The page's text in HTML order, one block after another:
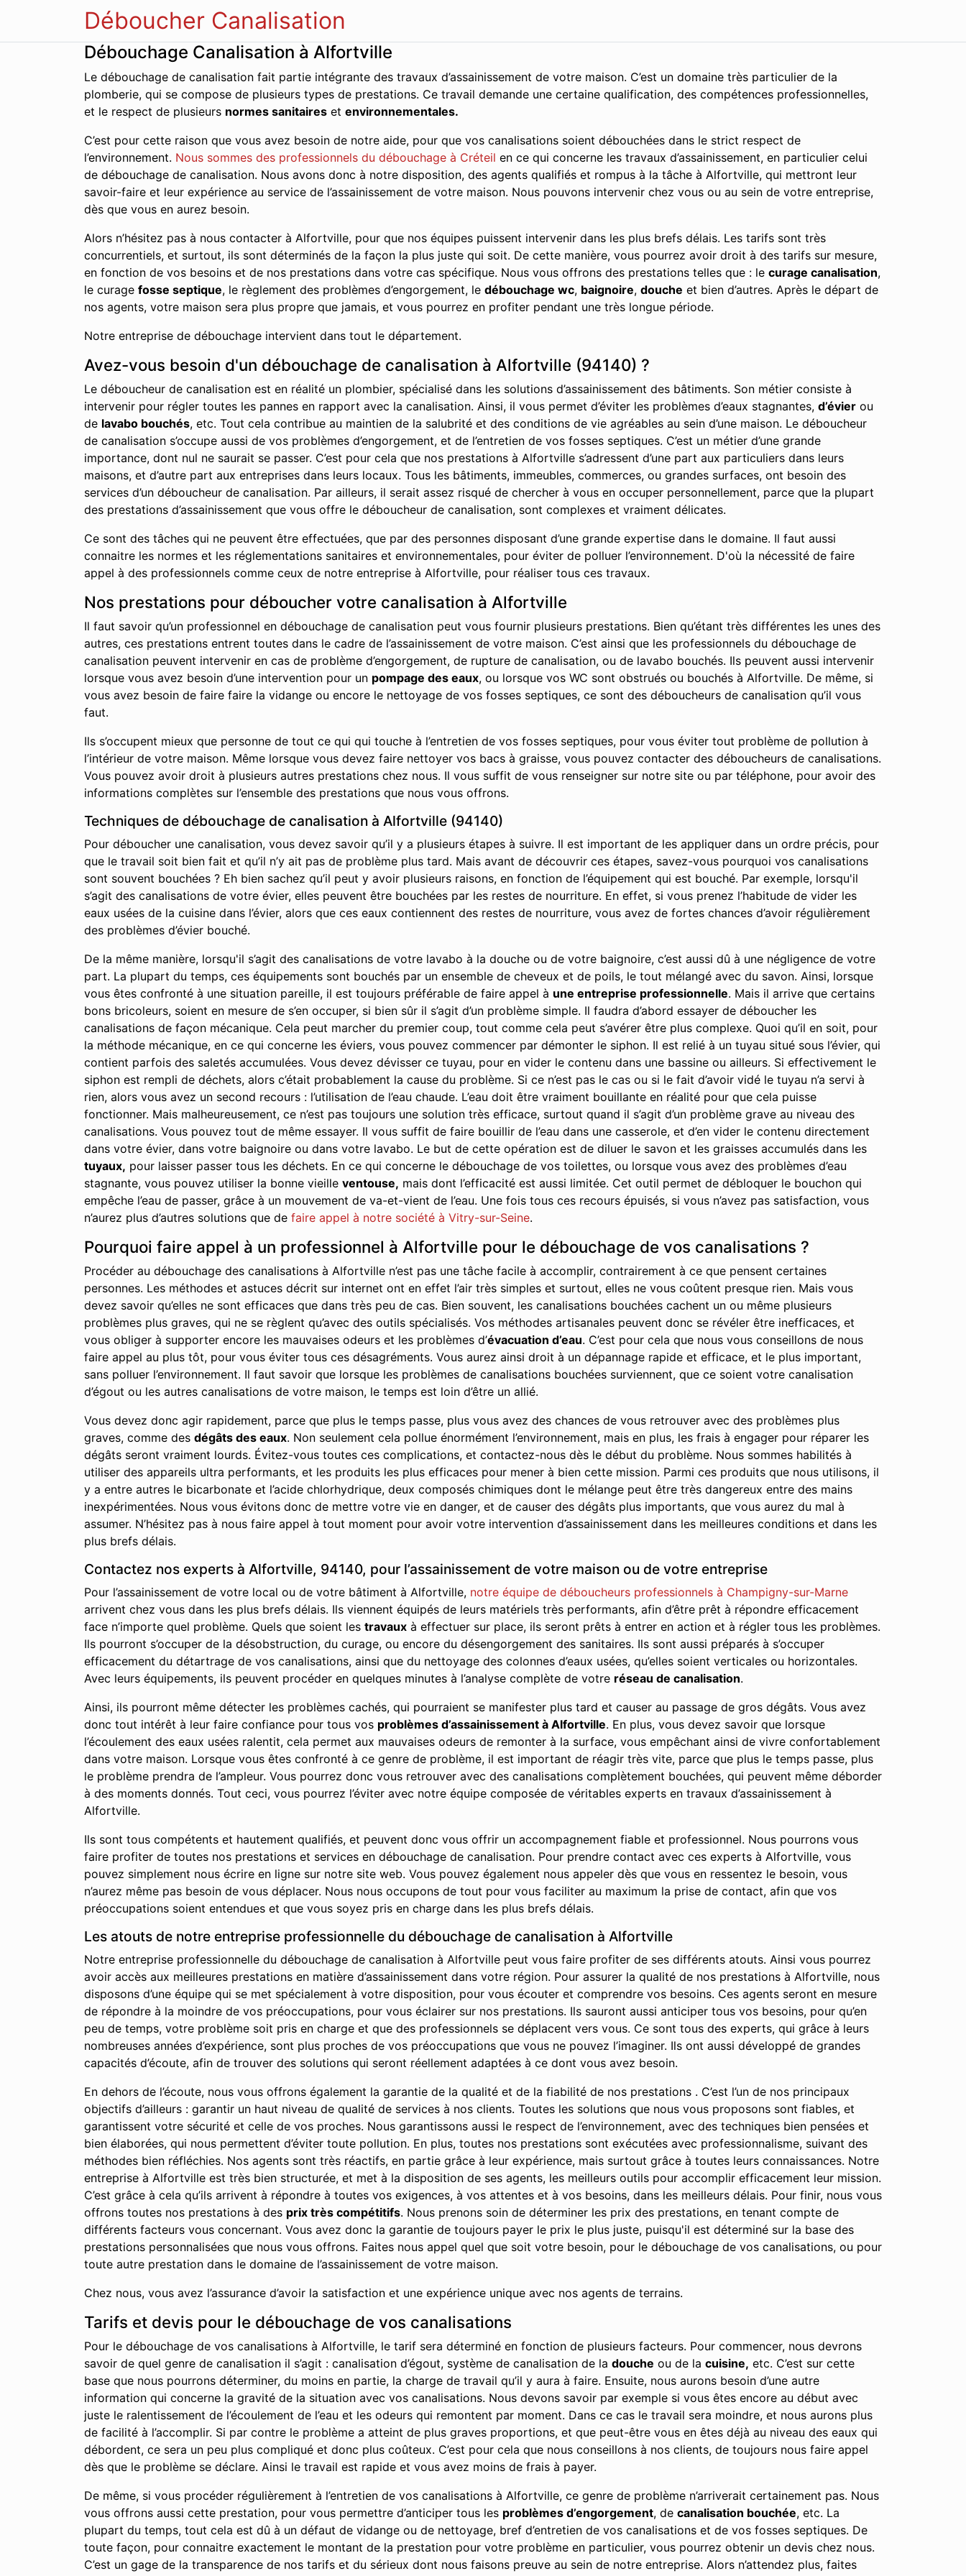
Déboucher Canalisation
Débouchage Canalisation à Alfortville
Le débouchage de canalisation fait partie intégrante des travaux d’assainissement de votre maison. C’est un domaine très particulier de la
plomberie, qui se compose de plusieurs types de prestations. Ce travail demande une certaine qualification, des compétences professionnelles,
et le respect de plusieurs normes sanitaires et environnementales.
C’est pour cette raison que vous avez besoin de notre aide, pour que vos canalisations soient débouchées dans le strict respect de
l’environnement. Nous sommes des professionnels du débouchage à Créteil en ce qui concerne les travaux d’assainissement, en particulier celui
de débouchage de canalisation. Nous avons donc à notre disposition, des agents qualifiés et rompus à la tâche à Alfortville, qui mettront leur
savoir-faire et leur expérience au service de l’assainissement de votre maison. Nous pouvons intervenir chez vous ou au sein de votre entreprise,
dès que vous en aurez besoin.
Alors n’hésitez pas à nous contacter à Alfortville, pour que nos équipes puissent intervenir dans les plus brefs délais. Les tarifs sont très
concurrentiels, et surtout, ils sont déterminés de la façon la plus juste qui soit. De cette manière, vous pourrez avoir droit à des tarifs sur mesure,
en fonction de vos besoins et de nos prestations dans votre cas spécifique. Nous vous offrons des prestations telles que : le curage canalisation,
le curage fosse septique, le règlement des problèmes d’engorgement, le débouchage wc, baignoire, douche et bien d’autres. Après le départ de
nos agents, votre maison sera plus propre que jamais, et vous pourrez en profiter pendant une très longue période.
Notre entreprise de débouchage intervient dans tout le département.
Avez-vous besoin d'un débouchage de canalisation à Alfortville (94140) ?
Le déboucheur de canalisation est en réalité un plombier, spécialisé dans les solutions d’assainissement des bâtiments. Son métier consiste à
intervenir pour régler toutes les pannes en rapport avec la canalisation. Ainsi, il vous permet d’éviter les problèmes d’eaux stagnantes, d’évier ou
de lavabo bouchés, etc. Tout cela contribue au maintien de la salubrité et des conditions de vie agréables au sein d’une maison. Le déboucheur
de canalisation s’occupe aussi de vos problèmes d’engorgement, et de l’entretien de vos fosses septiques. C’est un métier d’une grande
importance, dont nul ne saurait se passer. C’est pour cela que nos prestations à Alfortville s’adressent d’une part aux particuliers dans leurs
maisons, et d’autre part aux entreprises dans leurs locaux. Tous les bâtiments, immeubles, commerces, ou grandes surfaces, ont besoin des
services d’un déboucheur de canalisation. Par ailleurs, il serait assez risqué de chercher à vous en occuper personnellement, parce que la plupart
des prestations d’assainissement que vous offre le déboucheur de canalisation, sont complexes et vraiment délicates.
Ce sont des tâches qui ne peuvent être effectuées, que par des personnes disposant d’une grande expertise dans le domaine. Il faut aussi
connaitre les normes et les réglementations sanitaires et environnementales, pour éviter de polluer l’environnement. D'où la nécessité de faire
appel à des professionnels comme ceux de notre entreprise à Alfortville, pour réaliser tous ces travaux.
Nos prestations pour déboucher votre canalisation à Alfortville
Il faut savoir qu’un professionnel en débouchage de canalisation peut vous fournir plusieurs prestations. Bien qu’étant très différentes les unes des
autres, ces prestations entrent toutes dans le cadre de l’assainissement de votre maison. C’est ainsi que les professionnels du débouchage de
canalisation peuvent intervenir en cas de problème d’engorgement, de rupture de canalisation, ou de lavabo bouchés. Ils peuvent aussi intervenir
lorsque vous avez besoin d’une intervention pour un pompage des eaux, ou lorsque vos WC sont obstrués ou bouchés à Alfortville. De même, si
vous avez besoin de faire faire la vidange ou encore le nettoyage de vos fosses septiques, ce sont des déboucheurs de canalisation qu’il vous
faut.
Ils s’occupent mieux que personne de tout ce qui qui touche à l’entretien de vos fosses septiques, pour vous éviter tout problème de pollution à
l’intérieur de votre maison. Même lorsque vous devez faire nettoyer vos bacs à graisse, vous pouvez contacter des déboucheurs de canalisations.
Vous pouvez avoir droit à plusieurs autres prestations chez nous. Il vous suffit de vous renseigner sur notre site ou par téléphone, pour avoir des
informations complètes sur l’ensemble des prestations que nous vous offrons.
Techniques de débouchage de canalisation à Alfortville (94140)
Pour déboucher une canalisation, vous devez savoir qu’il y a plusieurs étapes à suivre. Il est important de les appliquer dans un ordre précis, pour
que le travail soit bien fait et qu’il n’y ait pas de problème plus tard. Mais avant de découvrir ces étapes, savez-vous pourquoi vos canalisations
sont souvent bouchées ? Eh bien sachez qu’il peut y avoir plusieurs raisons, en fonction de l’équipement qui est bouché. Par exemple, lorsqu'il
s’agit des canalisations de votre évier, elles peuvent être bouchées par les restes de nourriture. En effet, si vous prenez l’habitude de vider les
eaux usées de la cuisine dans l’évier, alors que ces eaux contiennent des restes de nourriture, vous avez de fortes chances d’avoir régulièrement
des problèmes d’évier bouché.
De la même manière, lorsqu'il s’agit des canalisations de votre lavabo à la douche ou de votre baignoire, c’est aussi dû à une négligence de votre
part. La plupart du temps, ces équipements sont bouchés par un ensemble de cheveux et de poils, le tout mélangé avec du savon. Ainsi, lorsque
vous êtes confronté à une situation pareille, il est toujours préférable de faire appel à une entreprise professionnelle. Mais il arrive que certains
bons bricoleurs, soient en mesure de s’en occuper, si bien sûr il s’agit d’un problème simple. Il faudra d’abord essayer de déboucher les
canalisations de façon mécanique. Cela peut marcher du premier coup, tout comme cela peut s’avérer être plus complexe. Quoi qu’il en soit, pour
la méthode mécanique, en ce qui concerne les éviers, vous pouvez commencer par démonter le siphon. Il est relié à un tuyau situé sous l’évier, qui
contient parfois des saletés accumulées. Vous devez dévisser ce tuyau, pour en vider le contenu dans une bassine ou ailleurs. Si effectivement le
siphon est rempli de déchets, alors c’était probablement la cause du problème. Si ce n’est pas le cas ou si le fait d’avoir vidé le tuyau n’a servi à
rien, alors vous avez un second recours : l’utilisation de l’eau chaude. L’eau doit être vraiment bouillante en réalité pour que cela puisse
fonctionner. Mais malheureusement, ce n’est pas toujours une solution très efficace, surtout quand il s’agit d’un problème grave au niveau des
canalisations. Vous pouvez tout de même essayer. Il vous suffit de faire bouillir de l’eau dans une casserole, et d’en vider le contenu directement
dans votre évier, dans votre baignoire ou dans votre lavabo. Le but de cette opération est de diluer le savon et les graisses accumulés dans les
tuyaux, pour laisser passer tous les déchets. En ce qui concerne le débouchage de vos toilettes, ou lorsque vous avez des problèmes d’eau
stagnante, vous pouvez utiliser la bonne vieille ventouse, mais dont l’efficacité est aussi limitée. Cet outil permet de débloquer le bouchon qui
empêche l’eau de passer, grâce à un mouvement de va-et-vient de l’eau. Une fois tous ces recours épuisés, si vous n’avez pas satisfaction, vous
n’aurez plus d’autres solutions que de faire appel à notre société à Vitry-sur-Seine.
Pourquoi faire appel à un professionnel à Alfortville pour le débouchage de vos canalisations ?
Procéder au débouchage des canalisations à Alfortville n’est pas une tâche facile à accomplir, contrairement à ce que pensent certaines
personnes. Les méthodes et astuces décrit sur internet ont en effet l’air très simples et surtout, elles ne vous coûtent presque rien. Mais vous
devez savoir qu’elles ne sont efficaces que dans très peu de cas. Bien souvent, les canalisations bouchées cachent un ou même plusieurs
problèmes plus graves, qui ne se règlent qu’avec des outils spécialisés. Vos méthodes artisanales peuvent donc se révéler être inefficaces, et
vous obliger à supporter encore les mauvaises odeurs et les problèmes d’évacuation d’eau. C’est pour cela que nous vous conseillons de nous
faire appel au plus tôt, pour vous éviter tous ces désagréments. Vous aurez ainsi droit à un dépannage rapide et efficace, et le plus important,
sans polluer l’environnement. Il faut savoir que lorsque les problèmes de canalisations bouchées surviennent, que ce soient votre canalisation
d’égout ou les autres canalisations de votre maison, le temps est loin d’être un allié.
Vous devez donc agir rapidement, parce que plus le temps passe, plus vous avez des chances de vous retrouver avec des problèmes plus
graves, comme des dégâts des eaux. Non seulement cela pollue énormément l’environnement, mais en plus, les frais à engager pour réparer les
dégâts seront vraiment lourds. Évitez-vous toutes ces complications, et contactez-nous dès le début du problème. Nous sommes habilités à
utiliser des appareils ultra performants, et les produits les plus efficaces pour mener à bien cette mission. Parmi ces produits que nous utilisons, il
y a entre autres le bicarbonate et l’acide chlorhydrique, deux composés chimiques dont le mélange peut être très dangereux entre des mains
inexpérimentées. Nous vous évitons donc de mettre votre vie en danger, et de causer des dégâts plus importants, que vous aurez du mal à
assumer. N’hésitez pas à nous faire appel à tout moment pour avoir votre intervention d’assainissement dans les meilleures conditions et dans les
plus brefs délais.
Contactez nos experts à Alfortville, 94140, pour l’assainissement de votre maison ou de votre entreprise
Pour l’assainissement de votre local ou de votre bâtiment à Alfortville, notre équipe de déboucheurs professionnels à Champigny-sur-Marne
arrivent chez vous dans les plus brefs délais. Ils viennent équipés de leurs matériels très performants, afin d’être prêt à répondre efficacement
face n’importe quel problème. Quels que soient les travaux à effectuer sur place, ils seront prêts à entrer en action et à régler tous les problèmes.
Ils pourront s’occuper de la désobstruction, du curage, ou encore du désengorgement des sanitaires. Ils sont aussi préparés à s’occuper
efficacement du détartrage de vos canalisations, ainsi que du nettoyage des colonnes d’eaux usées, qu’elles soient verticales ou horizontales.
Avec leurs équipements, ils peuvent procéder en quelques minutes à l’analyse complète de votre réseau de canalisation.
Ainsi, ils pourront même détecter les problèmes cachés, qui pourraient se manifester plus tard et causer au passage de gros dégâts. Vous avez
donc tout intérêt à leur faire confiance pour tous vos problèmes d’assainissement à Alfortville. En plus, vous devez savoir que lorsque
l’écoulement des eaux usées ralentit, cela permet aux mauvaises odeurs de remonter à la surface, vous empêchant ainsi de vivre confortablement
dans votre maison. Lorsque vous êtes confronté à ce genre de problème, il est important de réagir très vite, parce que plus le temps passe, plus
le problème prendra de l’ampleur. Vous pourrez donc vous retrouver avec des canalisations complètement bouchées, qui peuvent même déborder
à des moments donnés. Tout ceci, vous pourrez l’éviter avec notre équipe composée de véritables experts en travaux d’assainissement à
Alfortville.
Ils sont tous compétents et hautement qualifiés, et peuvent donc vous offrir un accompagnement fiable et professionnel. Nous pourrons vous
faire profiter de toutes nos prestations et services en débouchage de canalisation. Pour prendre contact avec ces experts à Alfortville, vous
pouvez simplement nous écrire en ligne sur notre site web. Vous pouvez également nous appeler dès que vous en ressentez le besoin, vous
n’aurez même pas besoin de vous déplacer. Nous nous occupons de tout pour vous faciliter au maximum la prise de contact, afin que vos
préoccupations soient entendues et que vous soyez pris en charge dans les plus brefs délais.
Les atouts de notre entreprise professionnelle du débouchage de canalisation à Alfortville
Notre entreprise professionnelle du débouchage de canalisation à Alfortville peut vous faire profiter de ses différents atouts. Ainsi vous pourrez
avoir accès aux meilleures prestations en matière d’assainissement dans votre région. Pour assurer la qualité de nos prestations à Alfortville, nous
disposons d’une équipe qui se met spécialement à votre disposition, pour vous écouter et comprendre vos besoins. Ces agents seront en mesure
de répondre à la moindre de vos préoccupations, pour vous éclairer sur nos prestations. Ils sauront aussi anticiper tous vos besoins, pour qu’en
peu de temps, votre problème soit pris en charge et que des professionnels se déplacent vers vous. Ce sont tous des experts, qui grâce à leurs
nombreuses années d’expérience, sont plus proches de vos préoccupations que vous ne pouvez l’imaginer. Ils ont aussi développé de grandes
capacités d’écoute, afin de trouver des solutions qui seront réellement adaptées à ce dont vous avez besoin.
En dehors de l’écoute, nous vous offrons également la garantie de la qualité et de la fiabilité de nos prestations . C’est l’un de nos principaux
objectifs d’ailleurs : garantir un haut niveau de qualité de services à nos clients. Toutes les solutions que nous vous proposons sont fiables, et
garantissent votre sécurité et celle de vos proches. Nous garantissons aussi le respect de l’environnement, avec des techniques bien pensées et
bien élaborées, qui nous permettent d’éviter toute pollution. En plus, toutes nos prestations sont exécutées avec professionnalisme, suivant des
méthodes bien réfléchies. Nos agents sont très réactifs, en partie grâce à leur expérience, mais surtout grâce à toutes leurs connaissances. Notre
entreprise à Alfortville est très bien structurée, et met à la disposition de ses agents, les meilleurs outils pour accomplir efficacement leur mission.
C’est grâce à cela qu’ils arrivent à répondre à toutes vos exigences, à vos attentes et à vos besoins, dans les meilleurs délais. Pour finir, nous vous
offrons toutes nos prestations à des prix très compétitifs. Nous prenons soin de déterminer les prix des prestations, en tenant compte de
différents facteurs vous concernant. Vous avez donc la garantie de toujours payer le prix le plus juste, puisqu'il est déterminé sur la base des
prestations personnalisées que nous vous offrons. Faites nous appel quel que soit votre besoin, pour le débouchage de vos canalisations, ou pour
toute autre prestation dans le domaine de l’assainissement de votre maison.
Chez nous, vous avez l’assurance d’avoir la satisfaction et une expérience unique avec nos agents de terrains.
Tarifs et devis pour le débouchage de vos canalisations
Pour le débouchage de vos canalisations à Alfortville, le tarif sera déterminé en fonction de plusieurs facteurs. Pour commencer, nous devrons
savoir de quel genre de canalisation il s’agit : canalisation d’égout, système de canalisation de la douche ou de la cuisine, etc. C’est sur cette
base que nous pourrons déterminer, du moins en partie, la charge de travail qu’il y aura à faire. Ensuite, nous aurons besoin d’une autre
information qui concerne la gravité de la situation avec vos canalisations. Nous devons savoir par exemple si vous êtes encore au début avec
juste le ralentissement de l’écoulement de l’eau et les odeurs qui remontent par moment. Dans ce cas le travail sera moindre, et nous aurons plus
de facilité à l’accomplir. Si par contre le problème a atteint de plus graves proportions, et que peut-être vous en êtes déjà au niveau des eaux qui
débordent, ce sera un peu plus compliqué et donc plus coûteux. C’est pour cela que nous conseillons à nos clients, de toujours nous faire appel
dès que le problème se déclare. Ainsi le travail est rapide et vous avez moins de frais à payer.
De même, si vous procéder régulièrement à l’entretien de vos canalisations à Alfortville, ce genre de problème n’arriverait certainement pas. Nous
vous offrons aussi cette prestation, pour vous permettre d’anticiper tous les problèmes d’engorgement, de canalisation bouchée, etc. La
plupart du temps, tout cela est dû à un défaut de vidange ou de nettoyage, bref d’entretien de vos canalisations et de vos fosses septiques. De
toute façon, pour connaitre exactement le montant de la prestation pour votre problème en particulier, vous pourrez obtenir un devis chez nous.
C’est un gage de la transparence de nos tarifs et du sérieux dont nous faisons preuve au sein de notre entreprise. Alors n’attendez plus, faites